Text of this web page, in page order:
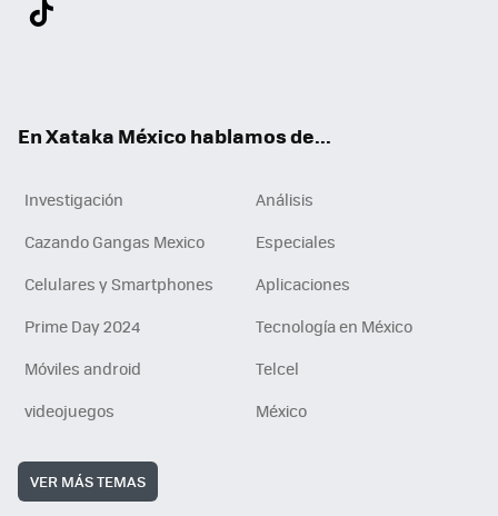
En Xataka México hablamos de...
Investigación
Análisis
Cazando Gangas Mexico
Especiales
Celulares y Smartphones
Aplicaciones
Prime Day 2024
Tecnología en México
Móviles android
Telcel
videojuegos
México
VER MÁS TEMAS